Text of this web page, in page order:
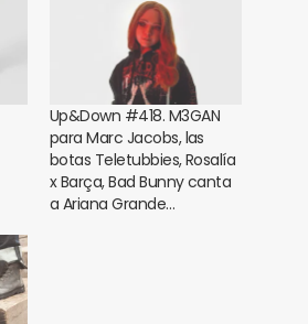
Up&Down #418. M3GAN
para Marc Jacobs, las
botas Teletubbies, Rosalía
x Barça, Bad Bunny canta
a Ariana Grande…